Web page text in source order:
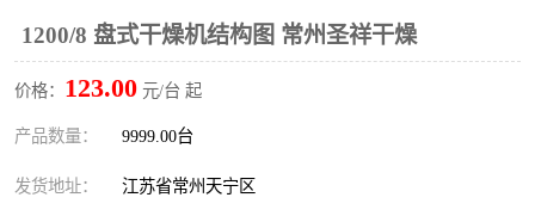
1200/8 盘式干燥机结构图 常州圣祥干燥
价格： 123.00 元/台 起
产品数量： 9999.00台
发货地址： 江苏省常州天宁区